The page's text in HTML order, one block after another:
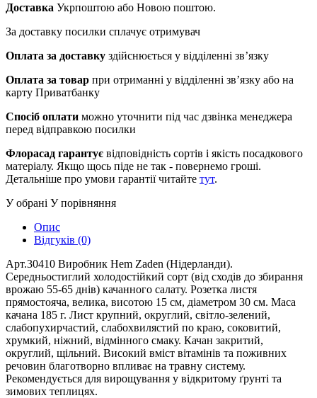
Доставка Укрпоштою або Новою поштою.
За доставку посилки сплачує отримувач
Оплата за доставку здійснюється у відділенні зв’язку
Оплата за товар при отриманні у відділенні зв’язку або на
карту Приватбанку
Спосіб оплати можно уточнити під час дзвінка менеджера
перед відправкою посилки
Флорасад гарантує відповідність сортів і якість посадкового
матеріалу. Якщо щось піде не так - повернемо гроші.
Детальніше про умови гарантії читайте тут.
У обрані У порівняння
Опис
Відгуків (0)
Арт.30410 Виробник Hem Zaden (Нідерланди).
Середньостиглий холодостійкий сорт (від сходів до збирання
врожаю 55-65 днів) качанного салату. Розетка листя
прямостояча, велика, висотою 15 см, діаметром 30 см. Маса
качана 185 г. Лист крупний, округлий, світло-зелений,
слабопухирчастий, слабохвилястий по краю, соковитий,
хрумкий, ніжний, відмінного смаку. Качан закритий,
округлий, щільний. Високий вміст вітамінів та поживних
речовин благотворно впливає на травну систему.
Рекомендується для вирощування у відкритому ґрунті та
зимових теплицях.